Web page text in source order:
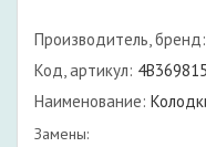
Производитель, бренд:
Код, артикул:
Наименование:
Замены: